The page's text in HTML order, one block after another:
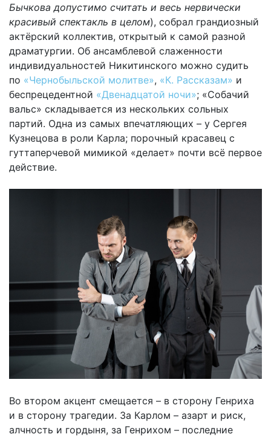
Бычкова допустимо считать и весь нервически
красивый спектакль в целом), собрал грандиозный
актёрский коллектив, открытый к самой разной
драматургии. Об ансамблевой слаженности
индивидуальностей Никитинского можно судить
по «Чернобыльской молитве», «К. Рассказам» и
беспрецедентной «Двенадцатой ночи»; «Собачий
вальс» складывается из нескольких сольных
партий. Одна из самых впечатляющих – у Сергея
Кузнецова в роли Карла; порочный красавец с
гуттаперчевой мимикой «делает» почти всё первое
действие.
Во втором акцент смещается – в сторону Генриха
и в сторону трагедии. За Карлом – азарт и риск,
алчность и гордыня, за Генрихом – последние